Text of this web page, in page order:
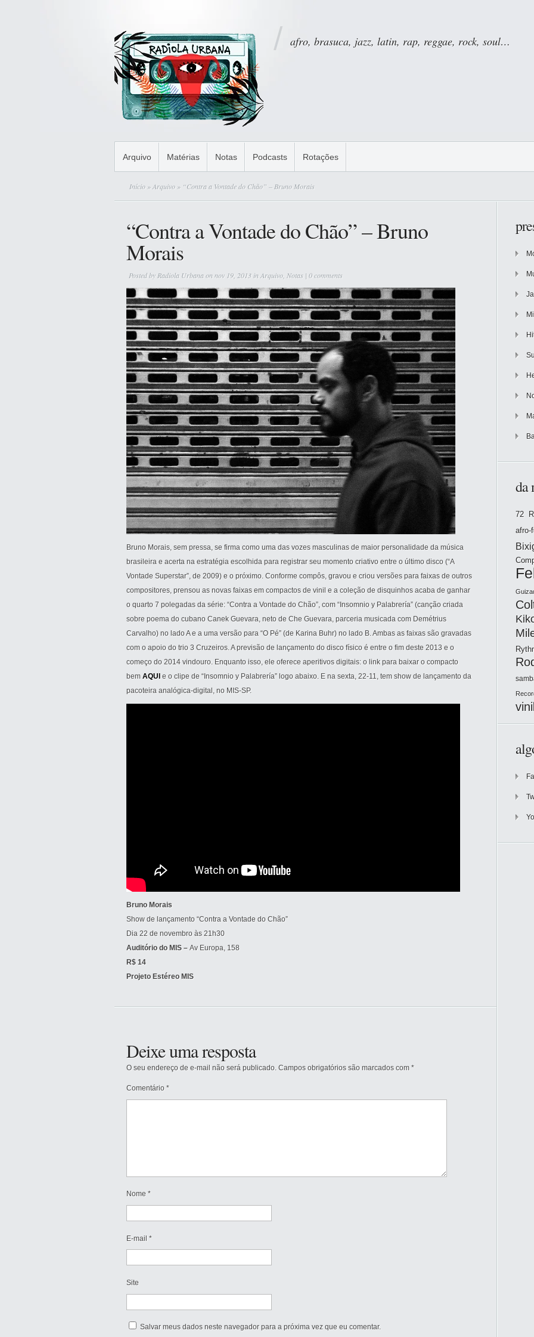
afro, brasuca, jazz, latin, rap, reggae, rock, soul…
Arquivo Matérias Notas Podcasts Rotações
Início »Arquivo » “Contra a Vontade do Chão” – Bruno Morais
“Contra a Vontade do Chão” – Bruno
Morais
Posted by Radiola Urbanaon nov 19, 2013 inArquivo Notas | 0 comments
Bruno Morais, sem pressa, se firma como uma das vozes masculinas de maior personalidade da música
brasileira e acerta na estratégia escolhida para registrar seu momento criativo entre o último disco (“A
Vontade Superstar”, de 2009) e o próximo. Conforme compôs, gravou e criou versões para faixas de outros
compositores, prensou as novas faixas em compactos de vinil e a coleção de disquinhos acaba de ganhar
o quarto 7 polegadas da série: “Contra a Vontade do Chão”, com “Insomnio y Palabrería” (canção criada
sobre poema do cubano Canek Guevara, neto de Che Guevara, parceria musicada com Demétrius
Carvalho) no lado A e a uma versão para “O Pé” (de Karina Buhr) no lado B. Ambas as faixas são gravadas
com o apoio do trio 3 Cruzeiros. A previsão de lançamento do disco físico é entre o fim deste 2013 e o
começo do 2014 vindouro. Enquanto isso, ele oferece aperitivos digitais: o link para baixar o compacto
bem AQUI e o clipe de “Insomnio y Palabrería” logo abaixo. E na sexta, 22-11, tem show de lançamento da
pacoteira analógica-digital, no MIS-SP.
Bruno Morais
Show de lançamento “Contra a Vontade do Chão”
Dia 22 de novembro às 21h30
Auditório do MIS – Av Europa, 158
R$ 14
Projeto Estéreo MIS
Deixe uma resposta
O seu endereço de e-mail não será publicado. Campos obrigatórios são marcados com *
Comentário *
Nome *
E-mail *
Site
Salvar meus dados neste navegador para a próxima vez que eu comentar.
da
72
afro-
vinil